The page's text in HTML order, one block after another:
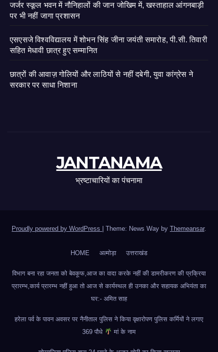
जर्जर स्कूल भवन में नौनिहालों की जान जोखिम में, खस्ताहाल आंगनबाड़ी
पर भी नहीं जागा प्रशासन
एसएसजे विश्वविद्यालय में शोभन सिंह जीना जयंती समारोह, पी.सी. तिवारी
सहित मेधावी छात्र हुए सम्मानित
छात्रों की आवाज़ गोलियों और लाठियों से नहीं दबेगी, युवा कांग्रेस ने
सरकार पर साधा निशाना
JANTANAMA
भ्रष्टाचारियों का पंचनामा
Proudly powered by WordPress Theme: News Way by Themeansar.
HOME अल्मोड़ा उत्तराखंड
विभाग बना रहा जनता को बेवकूफ,आज का वादा करके नहीं की डामरीकरण की प्रक्रिया
प्रारम्भ,कार्य प्रारम्भ नहीं हुआ तो आज से कार्यस्थल ही उनका और सहायक अभियंता का
घर:- अमित साह
हरेला पर्व के पावन अवसर पर नैनीताल पुलिस ने किया वृक्षारोपण पुलिस कर्मियों ने लगाए
369 पौधे
मां के नाम